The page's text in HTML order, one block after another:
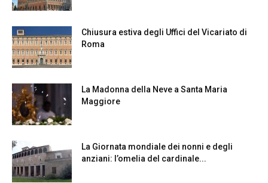
Chiusura estiva degli Uffici del Vicariato di
Roma
La Madonna della Neve a Santa Maria
Maggiore
La Giornata mondiale dei nonni e degli
anziani: l’omelia del cardinale...